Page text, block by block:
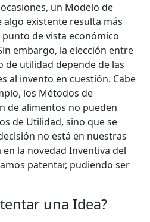
un Modelo de
existente resulta más
de vista económico
embargo, la elección entre
de utilidad depende de las
al invento en cuestión. Cabe
los Métodos de
de alimentos no pueden
de Utilidad, sino que se
no está en nuestras
la novedad Inventiva del
patentar, pudiendo ser
una Idea?